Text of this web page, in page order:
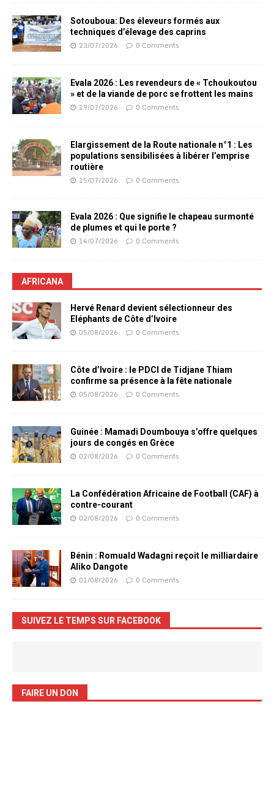
Sotouboua: Des éleveurs formés aux
techniques d’élevage des caprins
23/07/2026 0 Comments
Evala 2026 : Les revendeurs de « Tchoukoutou
» et de la viande de porc se frottent les mains
19/07/2026 0 Comments
Elargissement de la Route nationale n°1 : Les
populations sensibilisées à libérer l’emprise
routière
15/07/2026 0 Comments
Evala 2026 : Que signifie le chapeau surmonté
de plumes et qui le porte ?
14/07/2026 0 Comments
AFRICANA
Hervé Renard devient sélectionneur des
Eléphants de Côte d’Ivoire
05/08/2026 0 Comments
Côte d’Ivoire : le PDCI de Tidjane Thiam
confirme sa présence à la fête nationale
05/08/2026 0 Comments
Guinée : Mamadi Doumbouya s’offre quelques
jours de congés en Grèce
02/08/2026 0 Comments
La Confédération Africaine de Football (CAF) à
contre-courant
02/08/2026 0 Comments
Bénin : Romuald Wadagni reçoit le milliardaire
Aliko Dangote
01/08/2026 0 Comments
SUIVEZ LE TEMPS SUR FACEBOOK
FAIRE UN DON